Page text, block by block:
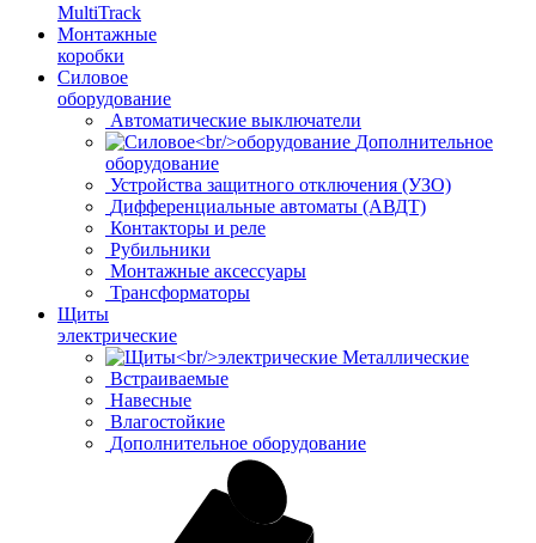
MultiTrack
Монтажные
коробки
Силовое
оборудование
Автоматические выключатели
Дополнительное
оборудование
Устройства защитного отключения (УЗО)
Дифференциальные автоматы (АВДТ)
Контакторы и реле
Рубильники
Монтажные аксессуары
Трансформаторы
Щиты
электрические
Металлические
Встраиваемые
Навесные
Влагостойкие
Дополнительное оборудование